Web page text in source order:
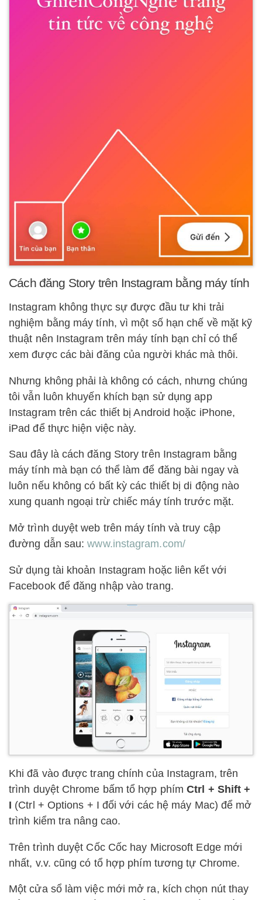
Cách đăng Story trên Instagram bằng máy tính
Instagram không thực sự được đầu tư khi trải
nghiệm bằng máy tính, vì một số hạn chế về mặt kỹ
thuật nên Instagram trên máy tính bạn chỉ có thể
xem được các bài đăng của người khác mà thôi.
Nhưng không phải là không có cách, nhưng chúng
tôi vẫn luôn khuyến khích bạn sử dụng app
Instagram trên các thiết bị Android hoặc iPhone,
iPad để thực hiện việc này.
Sau đây là cách đăng Story trên Instagram bằng
máy tính mà bạn có thể làm để đăng bài ngay và
luôn nếu không có bất kỳ các thiết bị di động nào
xung quanh ngoại trừ chiếc máy tính trước mặt.
Mở trình duyệt web trên máy tính và truy cập
đường dẫn sau:www.instagram.com/
Sử dụng tài khoản Instagram hoặc liên kết với
Facebook để đăng nhập vào trang.
Khi đã vào được trang chính của Instagram, trên
trình duyệt Chrome bấm tổ hợp phímCtrl + Shift +
I (Ctrl + Options + I đối với các hệ máy Mac) để mở
trình kiểm tra nâng cao.
Trên trình duyệt Cốc Cốc hay Microsoft Edge mới
nhất, v.v. cũng có tổ hợp phím tương tự Chrome.
Một cửa sổ làm việc mới mở ra, kích chọn nút thay